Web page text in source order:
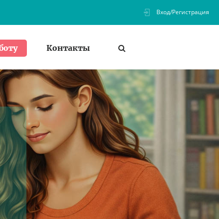
Вход/Регистрация
Контакты